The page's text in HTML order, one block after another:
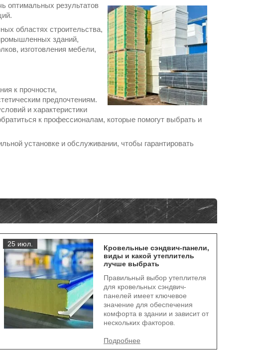
оптимальных результатов
областях строительства,
зданий,
изготовления мебели,
к прочности,
предпочтениям.
и характеристики
к профессионалам, которые помогут выбрать и
установке и обслуживании, чтобы гарантировать
25 июл.
Кровельные сэндвич-панели,
виды и какой утеплитель
лучше выбрать
Правильный выбор утеплителя
для кровельных сэндвич-
панелей имеет ключевое
значение для обеспечения
комфорта в здании и зависит от
нескольких факторов.